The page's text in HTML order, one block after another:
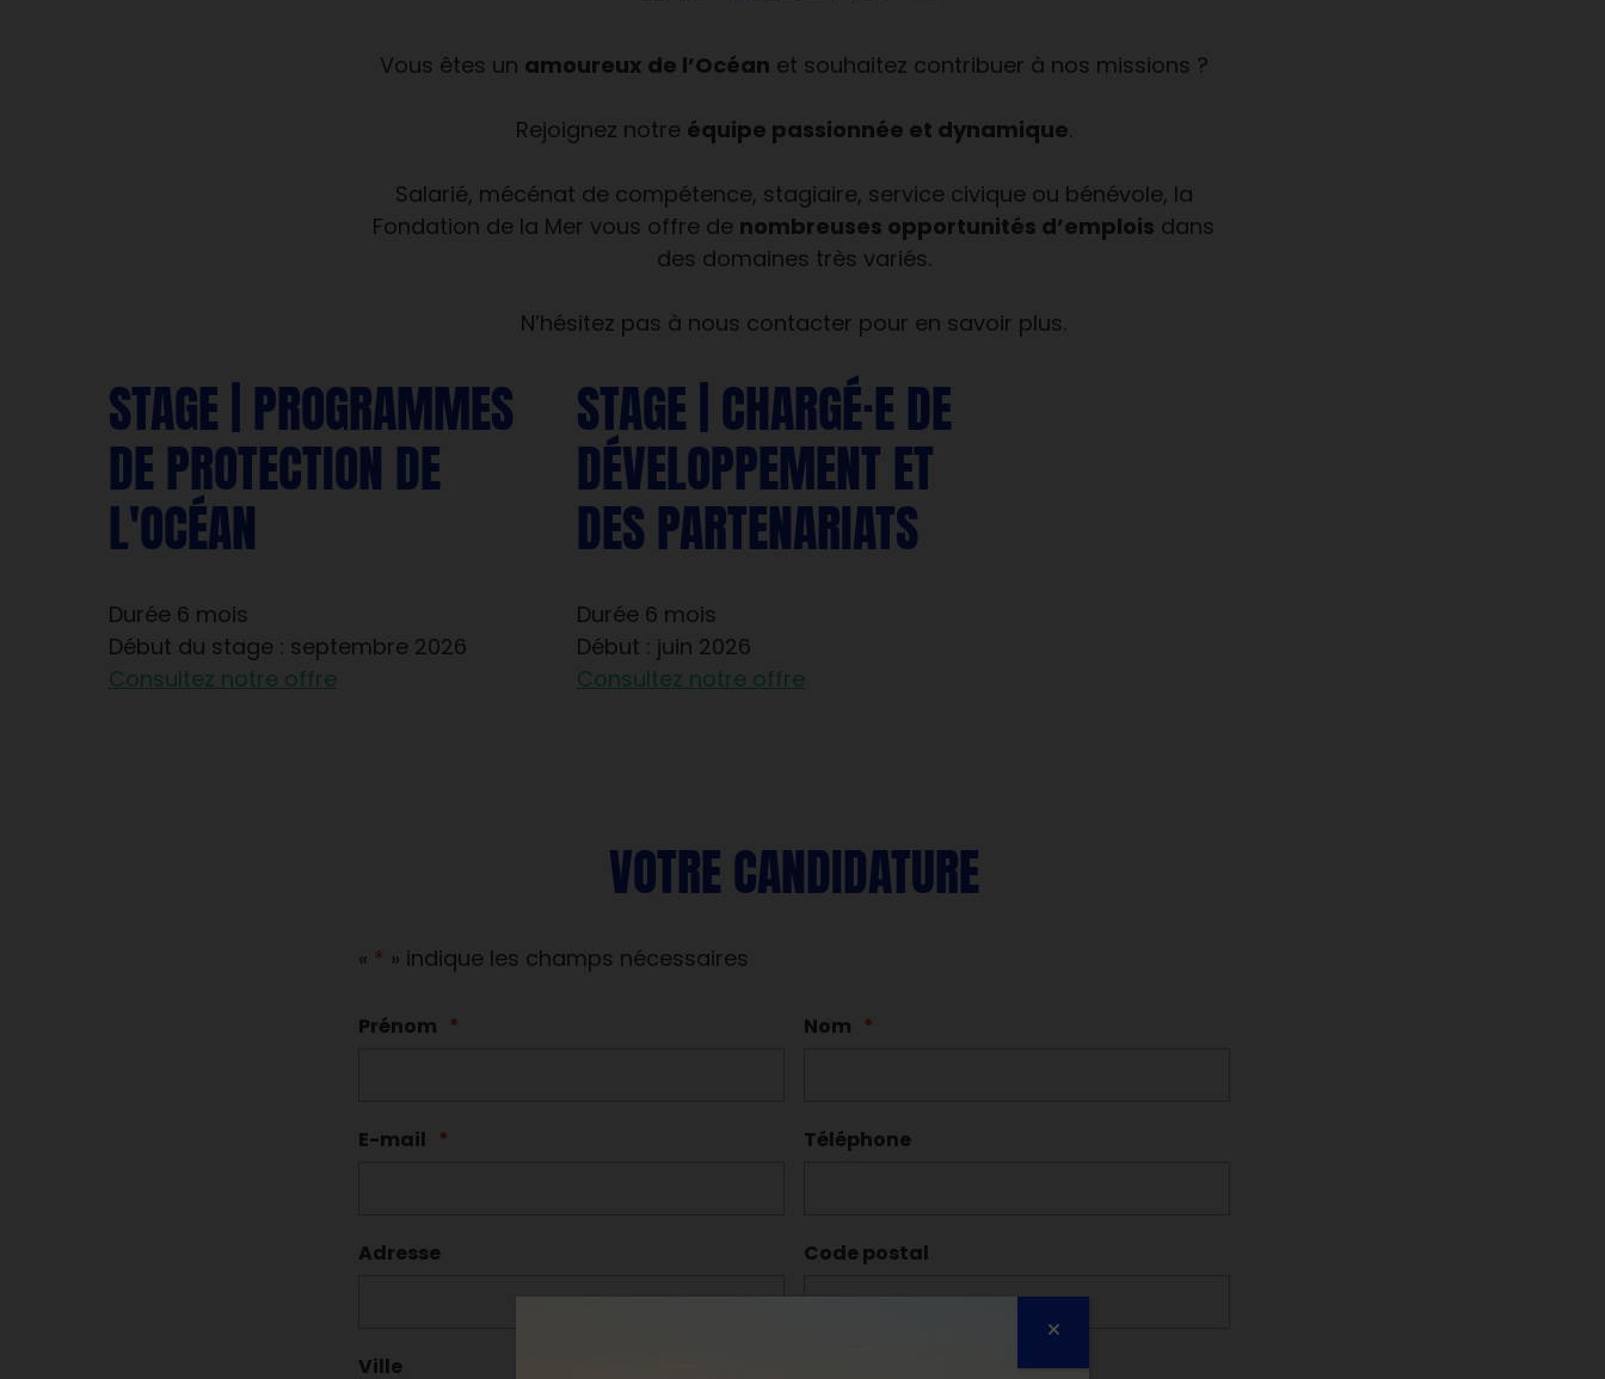
Vous êtes un amoureux de l’Océan et souhaitez contribuer à nos missions ?
Rejoignez notre équipe passionnée et dynamique.
Salarié, mécénat de compétence, stagiaire, service civique ou bénévole, la
Fondation de la Mer vous offre de nombreuses opportunités d’emplois dans
des domaines très variés.
N’hésitez pas à nous contacter pour en savoir plus.
STAGE | PROGRAMMES
DE PROTECTION DE
L'OCÉAN
Durée 6 mois
Début du stage : septembre 2026
Consultez notre offre
STAGE | CHARGÉ·E DE
DÉVELOPPEMENT ET
DES PARTENARIATS
Durée 6 mois
Début : juin 2026
Consultez notre offre
VOTRE CANDIDATURE
« * » indique les champs nécessaires
Prénom * Nom *
E-mail * Téléphone
Adresse Code postal
Ville